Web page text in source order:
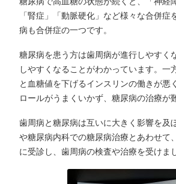
「腎症」「動脈硬化」など様々な合併症
病も合併症の一つです。
糖尿病を患う方は歯周病が進行しやすく
しやすくなることがわかっています。一
と血糖値を下げるインスリンの働きが悪
ロールがうまくいかず、糖尿病の治療が
歯周病と糖尿病は互いに大きく影響を及
や糖尿病内科での糖尿病治療とあわせて
に受診し、歯周病の検査や治療を受けま